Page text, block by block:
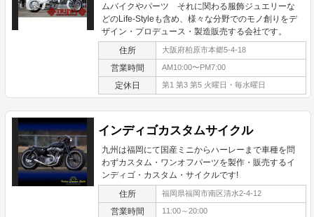
ムバイクやパーツ それに関わる服飾ジュエリーな
どのLife-Styleも含め、様々な分野でのモノ創りをデ
ザイン・プロデュース・製造販売する会社です。
住所 大阪府柏原市本郷5-4-18
営業時間 AM10:00〜PM7:00
定休日 第1 第3 第5 火曜日・毎水曜日
インディゴカスタムサイクル
九州は福岡にて国産ミニからハーレーまで車種を問
わずカスタム・ワンオフパーツを製作・販売するイ
ンディゴ・カスタム・サイクルです!
住所 福岡県福岡市南区清水2-4-12
営業時間 11:00～20:00